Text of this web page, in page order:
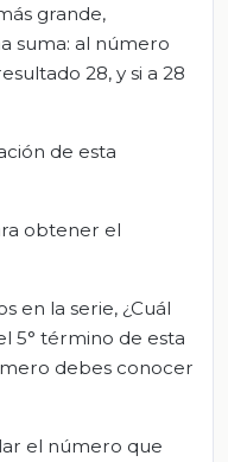
grande,
suma: al número
28, y si a 28
de esta
obtener el
en la serie, ¿Cuál
5° término de esta
debes conocer
el número que